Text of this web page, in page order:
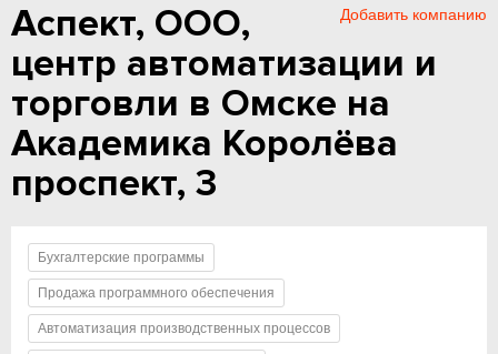
Добавить компанию
Аспект, ООО,
центр автоматизации и
торговли в Омске на
Академика Королёва
проспект, 3
Бухгалтерские программы
Продажа программного обеспечения
Автоматизация производственных процессов